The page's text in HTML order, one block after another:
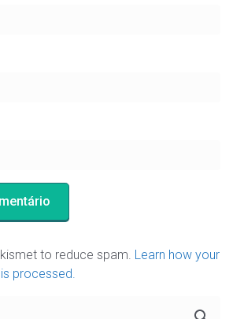
to reduce spam. Learn how your
processed.